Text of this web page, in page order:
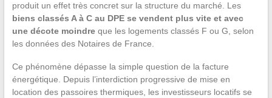
produit un effet très concret sur la structure du marché. Les
biens classés A à C au DPE se vendent plus vite et avec
une décote moindreque les logements classés F ou G, selon
les données des Notaires de France.
Ce phénomène dépasse la simple question de la facture
énergétique. Depuis l’interdiction progressive de mise en
location des passoires thermiques, les investisseurs locatifs se